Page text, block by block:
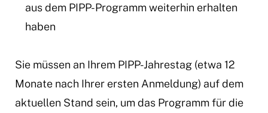
aus dem PIPP-Programm weiterhin erhalten
haben
Sie müssen an Ihrem PIPP-Jahrestag (etwa 12
Monate nach Ihrer ersten Anmeldung) auf dem
aktuellen Stand sein, um das Programm für die